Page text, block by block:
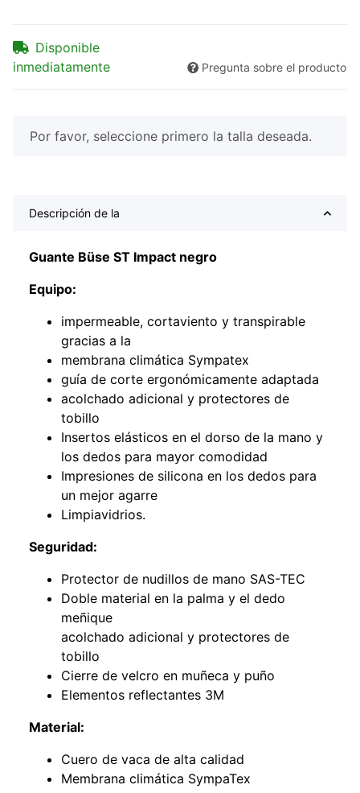
Disponible
inmediatamente
Pregunta sobre el producto
x
Por favor, seleccione primero la talla deseada.
Descripción de la
Guante Büse ST Impact negro
Equipo:
impermeable, cortaviento y transpirable
gracias a la
membrana climática Sympatex
guía de corte ergonómicamente adaptada
acolchado adicional y protectores de
tobillo
Insertos elásticos en el dorso de la mano y
los dedos para mayor comodidad
Impresiones de silicona en los dedos para
un mejor agarre
Limpiavidrios.
Seguridad:
Protector de nudillos de mano SAS-TEC
Doble material en la palma y el dedo
meñique
acolchado adicional y protectores de
tobillo
Cierre de velcro en muñeca y puño
Elementos reflectantes 3M
Material:
Cuero de vaca de alta calidad
Membrana climática SympaTex